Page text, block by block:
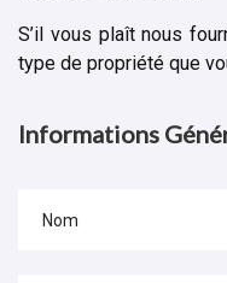
S’il vous plaît nous
type de propriété que
Informations